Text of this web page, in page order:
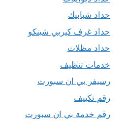
حداد شبابيك
حداد غرف كيربي شينكو
حداد مظلات
خدمات تنظيف
رسيفر بي ان سبورت
رقم تكييف
رقم خدمة بي ان سبورت